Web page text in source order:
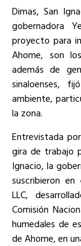
Dimas, San
gobernadora
proyecto para
Ahome, son
además de
sinaloenses,
ambiente,
la zona.
Entrevistada
gira de trabajo
Ignacio, la
suscribieron
LLC,
Comisión
humedales de
de Ahome, en